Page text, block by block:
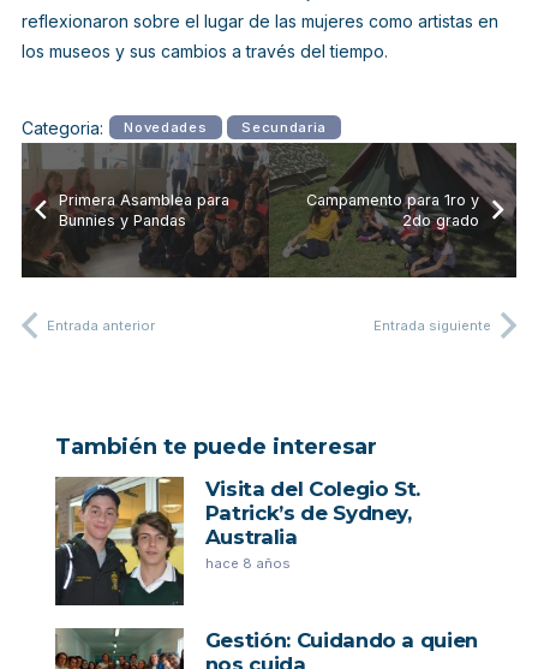
reflexionaron sobre el lugar de las mujeres como artistas en
los museos y sus cambios a través del tiempo.
Categoria: Novedades Secundaria
Primera Asamblea para
Bunnies y Pandas
Campamento para 1ro y
2do grado
Entrada anterior Entrada siguiente
También te puede interesar
Visita del Colegio St.
Patrick’s de Sydney,
Australia
hace 8 años
Gestión: Cuidando a quien